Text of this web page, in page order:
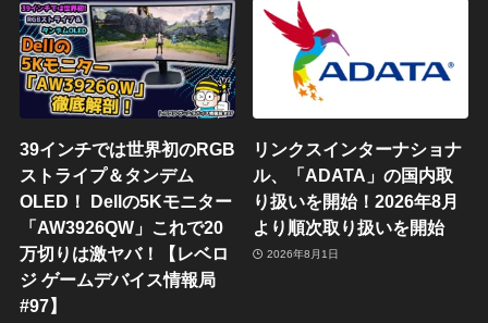
39インチでは世界初のRGB
ストライプ＆タンデム
OLED！ Dellの5Kモニター
「AW3926QW」これで20
万切りは激ヤバ！【レベロ
ジ ゲームデバイス情報局
#97】
リンクスインターナショナ
ル、「ADATA」の国内取
り扱いを開始！2026年8月
より順次取り扱いを開始
2026年8月1日